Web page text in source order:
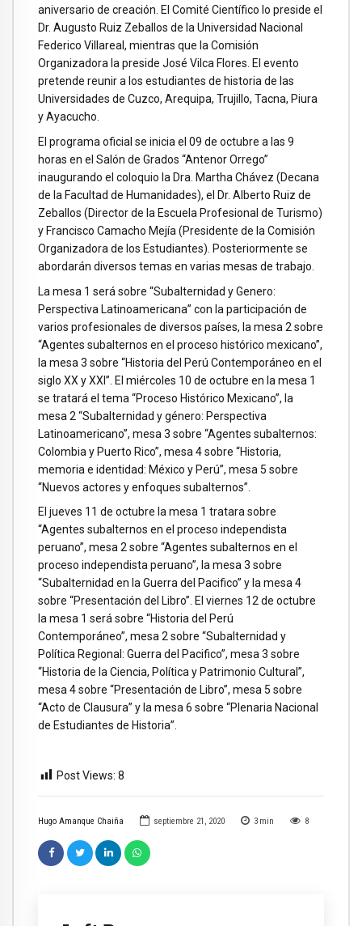
Hugo Amanque Chaiña septiembre 21, 2020 3 min 8
aniversario de creación. El Comité Científico lo preside el
Dr. Augusto Ruiz Zeballos de la Universidad Nacional
Federico Villareal, mientras que la Comisión
Organizadora la preside José Vilca Flores. El evento
pretende reunir a los estudiantes de historia de las
Universidades de Cuzco, Arequipa, Trujillo, Tacna, Piura
y Ayacucho.
El programa oficial se inicia el 09 de octubre a las 9
horas en el Salón de Grados “Antenor Orrego”
inaugurando el coloquio la Dra. Martha Chávez (Decana
de la Facultad de Humanidades), el Dr. Alberto Ruiz de
Zeballos (Director de la Escuela Profesional de Turismo)
y Francisco Camacho Mejía (Presidente de la Comisión
Organizadora de los Estudiantes). Posteriormente se
abordarán diversos temas en varias mesas de trabajo.
La mesa 1 será sobre “Subalternidad y Genero:
Perspectiva Latinoamericana” con la participación de
varios profesionales de diversos países, la mesa 2 sobre
“Agentes subalternos en el proceso histórico mexicano”,
la mesa 3 sobre “Historia del Perú Contemporáneo en el
siglo XX y XXI”. El miércoles 10 de octubre en la mesa 1
se tratará el tema “Proceso Histórico Mexicano”, la
mesa 2 “Subalternidad y género: Perspectiva
Latinoamericano”, mesa 3 sobre “Agentes subalternos:
Colombia y Puerto Rico”, mesa 4 sobre “Historia,
memoria e identidad: México y Perú”, mesa 5 sobre
“Nuevos actores y enfoques subalternos”.
El jueves 11 de octubre la mesa 1 tratara sobre
“Agentes subalternos en el proceso independista
peruano”, mesa 2 sobre “Agentes subalternos en el
proceso independista peruano”, la mesa 3 sobre
“Subalternidad en la Guerra del Pacifico” y la mesa 4
sobre “Presentación del Libro”. El viernes 12 de octubre
la mesa 1 será sobre “Historia del Perú
Contemporáneo”, mesa 2 sobre “Subalternidad y
Política Regional: Guerra del Pacifico”, mesa 3 sobre
“Historia de la Ciencia, Política y Patrimonio Cultural”,
mesa 4 sobre “Presentación de Libro”, mesa 5 sobre
“Acto de Clausura” y la mesa 6 sobre “Plenaria Nacional
de Estudiantes de Historia”.
Post Views: 8